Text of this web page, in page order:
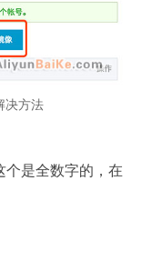
决方法
是全数字的，在